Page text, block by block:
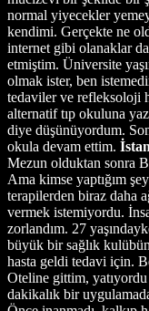
normal yiyecekler
kendimi. Gerçekte ne
internet gibi olanaklar
etmiştim. Üniversite
olmak ister, ben
tedaviler ve refleksoloji
alternatif tıp okuluna
diye düşünüyordum.
okula devam ettim.
Mezun olduktan sonra
Ama kimse yaptığım
terapilerden biraz daha
vermek istemiyordu.
zorlandım. 27
büyük bir sağlık
hasta geldi tedavi için.
Oteline gittim,
dakikalık bir